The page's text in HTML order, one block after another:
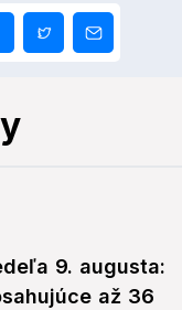
9. augusta:
až 36